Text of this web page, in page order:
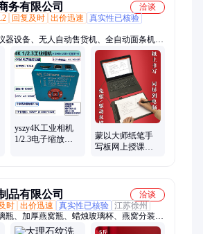
务有限公司
洽谈
回复及时 出价迅速
真实性已核验
器设备、无人自动售货机、全自动面条机、
票打印机、电动攻丝机、新中式挂钟、电子
售货机、柴油机、攻丝机、吧台收银台、茶
井机、齿爪粉碎机、智慧电子班牌、证卡打
、家用小型车床、高低温试验箱
yszy4K工业相机
1/2.3电子缩放功
蒙以大师纸笔手
写板网上授课微
品有限公司
洽谈
时 出价迅速 真实性已核验 江苏徐州
瓶、加厚燕窝瓶、蜡烛玻璃杯、燕窝分装
白料方瓶、密封燕窝瓶、加厚密封分装瓶、